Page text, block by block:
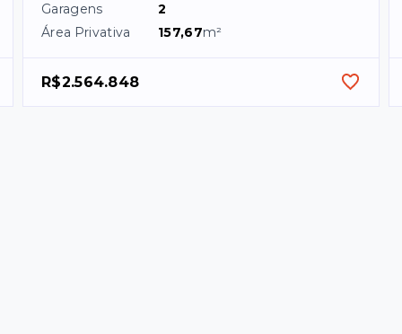
Garagens
2
Área Privativa
157,67m²
R$2.564.848